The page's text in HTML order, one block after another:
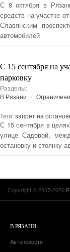
С 8 октября в
средств на участке
Славянским
автомобилей
С 15 сентября на
парковку
Разделы:
В Рязани
Теги:запрет на
С 15 сентября в
улице Садовой,
остановку и стоянку
Copyright © 2007-2026
В РЯЗАНИ
Автоновости